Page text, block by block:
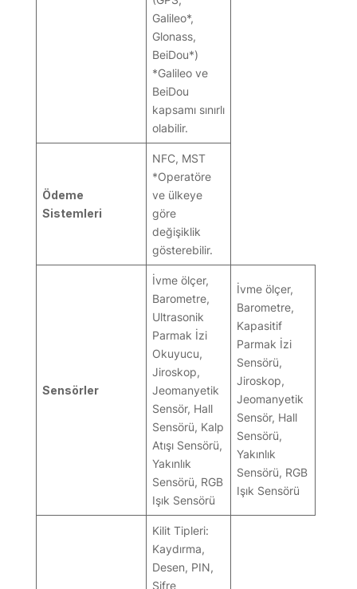
Galileo*,
Glonass,
BeiDou*)
*Galileo ve
BeiDou
kapsamı sınırlı
olabilir.
Ödeme
Sistemleri
NFC, MST
*Operatöre
ve ülkeye
göre
değişiklik
gösterebilir.
Sensörler
İvme ölçer,
Barometre,
Ultrasonik
Parmak İzi
Okuyucu,
Jiroskop,
Jeomanyetik
Sensör, Hall
Sensörü, Kalp
Atışı Sensörü,
Yakınlık
Sensörü, RGB
Işık Sensörü
İvme ölçer,
Barometre,
Kapasitif
Parmak İzi
Sensörü,
Jiroskop,
Jeomanyetik
Sensör, Hall
Sensörü,
Yakınlık
Sensörü, RGB
Işık Sensörü
Kilit Tipleri:
Kaydırma,
Desen, PIN,
Şifre